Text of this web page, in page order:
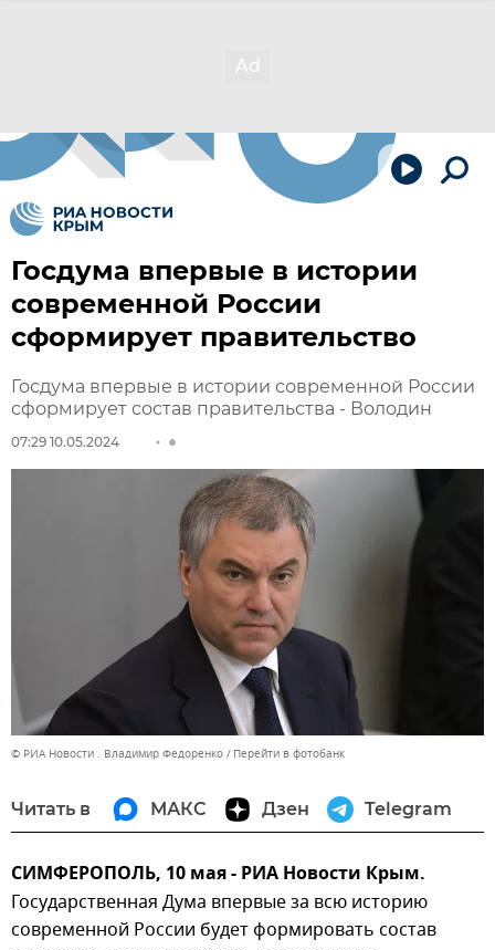
Госдума впервые в истории
современной России
сформирует правительство
Госдума впервые в истории современной России
сформирует состав правительства - Володин
07:29 10.05.2024
© РИА Новости . Владимир Федоренко Перейти в фотобанк
Читать в МАКС Дзен Telegram
СИМФЕРОПОЛЬ, 10 мая - РИА Новости Крым.
Государственная Дума впервые за всю историю
современной России будет формировать состав